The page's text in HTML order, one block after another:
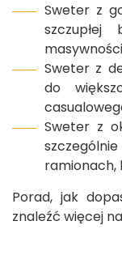
Sweter z
szczupłej
Sweter z
do
Sweter z
ramionach,
Porad, jak
znaleźć więcej